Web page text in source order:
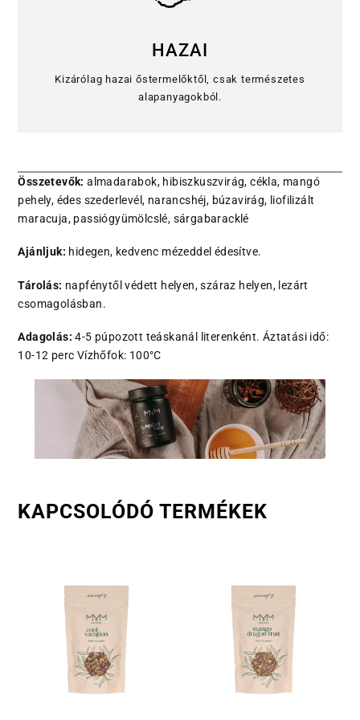
HAZAI
Kizárólag hazai őstermelőktől, csak természetes
alapanyagokból.
Összetevők:almadarabok, hibiszkuszvirág, cékla, mangó
pehely, édes szederlevél, narancshéj, búzavirág, liofilizált
maracuja, passiógyümölcslé, sárgabaracklé
Ajánljuk: hidegen, kedvenc mézeddel édesítve.
Tárolás: napfénytől védett helyen, száraz helyen, lezárt
csomagolásban.
Adagolás: 4-5 púpozott teáskanál literenként. Áztatási idő:
10-12 perc Vízhőfok: 100°C
KAPCSOLÓDÓ TERMÉKEK